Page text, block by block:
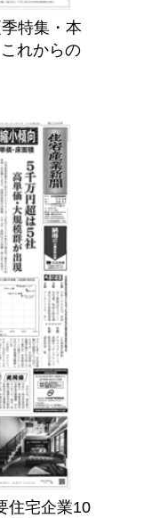
特集・本
れからの
住宅企業10